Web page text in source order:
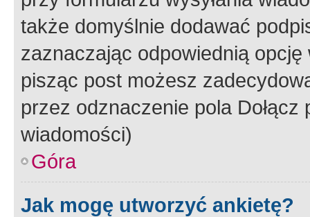
także domyślnie dodawać
zaznaczając odpowiednią
pisząc post możesz
przez odznaczenie pola
wiadomości)
Góra
Jak mogę utworzyć ankietę?